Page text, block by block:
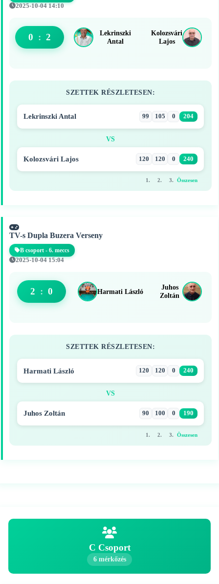
2025-10-04 14:10
Lekrinszki
Antal
0 : 2
Kolozsvári
Lajos
SZETTEK RÉSZLETESEN:
Lekrinszki Antal 99 105 0 204
VS
Kolozsvári Lajos 120 120 0 240
1. 2. 3. Összesen
TV-s Dupla Buzera Verseny
B csoport - 6. meccs
2025-10-04 15:04
Harmati László
2 : 0
Juhos
Zoltán
SZETTEK RÉSZLETESEN:
Harmati László 120 120 0 240
VS
Juhos Zoltán 90 100 0 190
1. 2. 3. Összesen
C Csoport
6 mérkőzés